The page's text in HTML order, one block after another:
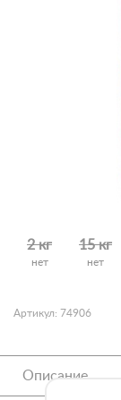
2 кг
нет
15 кг
нет
Артикул: 74906
Описание